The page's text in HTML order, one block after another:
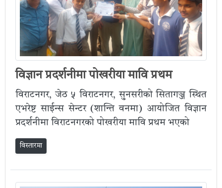
विज्ञान प्रदर्शनीमा पोखरीया मावि प्रथम
विराटनगर, जेठ ५ विराटनगर, सुनसरीको सितागञ्ज स्थित
एभरेष्ट साईन्स सेन्टर (शान्ति वनमा) आयोजित विज्ञान
प्रदर्शनीमा विराटनगरको पोखरीया मावि प्रथम भएको
विस्तारमा